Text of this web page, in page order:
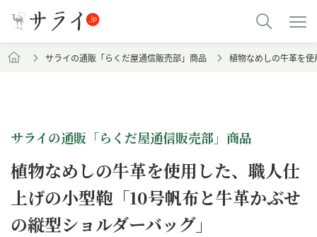
サライの通販「らくだ屋通信販売部」商品 植物なめしの牛革を
サライの通販「らくだ屋通信販売部」商品
植物なめしの牛革を使用した、職人仕
上げの小型鞄「10号帆布と牛革かぶせ
の縦型ショルダーバッグ」